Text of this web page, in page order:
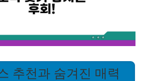
추천과 숨겨진 매력